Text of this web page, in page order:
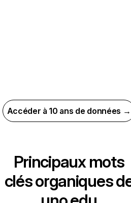
Accéder à 10 ans de données →
Principaux mots
clés organiques